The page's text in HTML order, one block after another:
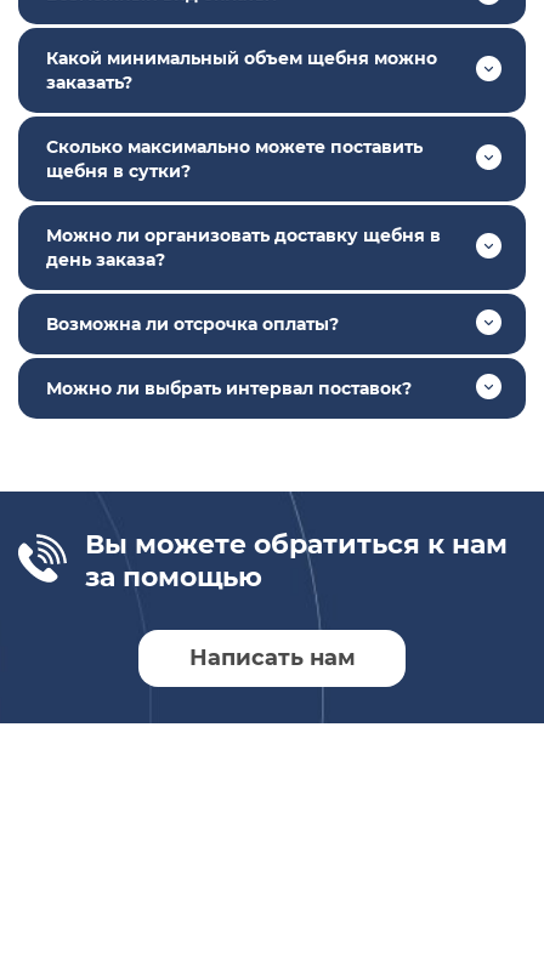
Какой минимальный объем щебня можно
заказать?
Сколько максимально можете поставить
щебня в сутки?
Можно ли организовать доставку щебня в
день заказа?
Возможна ли отсрочка оплаты?
Можно ли выбрать интервал поставок?
Вы можете обратиться к нам
за помощью
Написать нам